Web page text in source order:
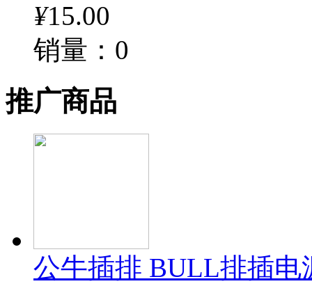
¥15.00
销量：0
推广商品
公牛插排 BULL排插电